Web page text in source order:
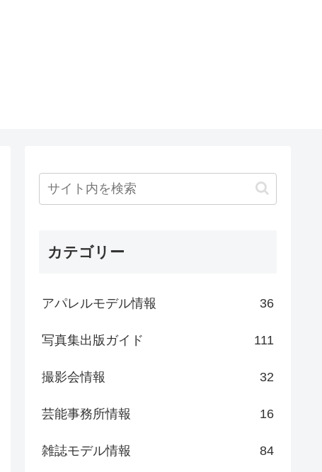
カテゴリー
アパレルモデル情報 36
写真集出版ガイド 111
撮影会情報 32
芸能事務所情報 16
雑誌モデル情報 84